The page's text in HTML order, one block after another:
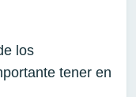
los
tener en